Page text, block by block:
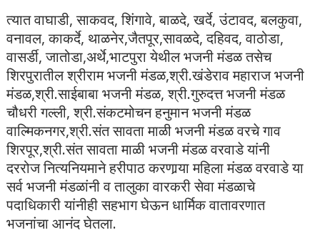
त्यात वाघाडी, साकवद, शिंगावे, बाळदे, खर्दे, उंटावद, बलकुवा,
वनावल, काकर्दे, थाळनेर,जैतपूर,सावळदे, दहिवद, वाठोडा,
वासर्डी, जातोडा,अर्थे,भाटपुरा येथील भजनी मंडळ तसेच
शिरपुरातील श्रीराम भजनी मंडळ,श्री.खंडेराव महाराज भजनी
मंडळ,श्री.साईबाबा भजनी मंडळ, श्री.गुरुदत्त भजनी मंडळ
चौधरी गल्ली, श्री.संकटमोचन हनुमान भजनी मंडळ
वाल्मिकनगर,श्री.संत सावता माळी भजनी मंडळ वरचे गाव
शिरपूर,श्री.संत सावता माळी भजनी मंडळ वरवाडे यांनी
दररोज नित्यनियमाने हरीपाठ करणार्‍या महिला मंडळ वरवाडे या
सर्व भजनी मंडळांनी व तालुका वारकरी सेवा मंडळाचे
पदाधिकारी यांनीही सहभाग घेऊन धार्मिक वातावरणात
भजनांचा आनंद घेतला.